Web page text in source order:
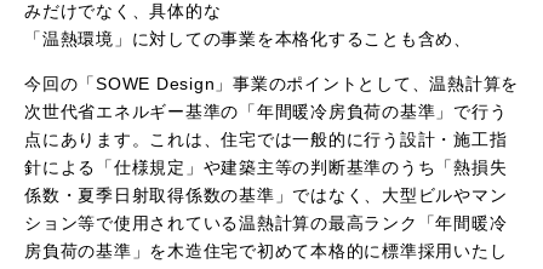
みだけでなく、具体的な
「温熱環境」に対しての事業を本格化することも含め、
今回の「SOWE Design」事業のポイントとして、温熱計算を
次世代省エネルギー基準の「年間暖冷房負荷の基準」で行う
点にあります。これは、住宅では一般的に行う設計・施工指
針による「仕様規定」や建築主等の判断基準のうち「熱損失
係数・夏季日射取得係数の基準」ではなく、大型ビルやマン
ション等で使用されている温熱計算の最高ランク「年間暖冷
房負荷の基準」を木造住宅で初めて本格的に標準採用いたし